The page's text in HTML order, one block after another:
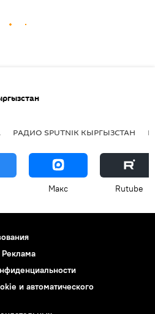
РАДИО SPUTNIK КЫРГЫЗСТАН
Макс Rutube
Реклама
и автоматического